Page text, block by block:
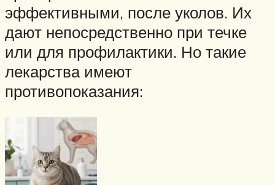
эффективными, после уколов. Их
дают непосредственно при течке
или для профилактики. Но такие
лекарства имеют
противопоказания: